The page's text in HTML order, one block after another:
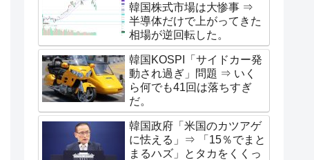
韓国株式市場は大惨事 ⇒
半導体だけで上がってきた
相場が逆回転した。
韓国KOSPI「サイドカー発
動され過ぎ」問題 ⇒ いく
ら何でも41回は落ちすぎ
だ。
韓国政府「米国のカツアゲ
に怯える」⇒ 「15％でまと
まるハズ」とタカをくくっ